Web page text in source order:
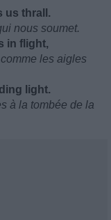
us thrall.
nous soumet.
in flight,
les aigles
light.
à la tombée de la